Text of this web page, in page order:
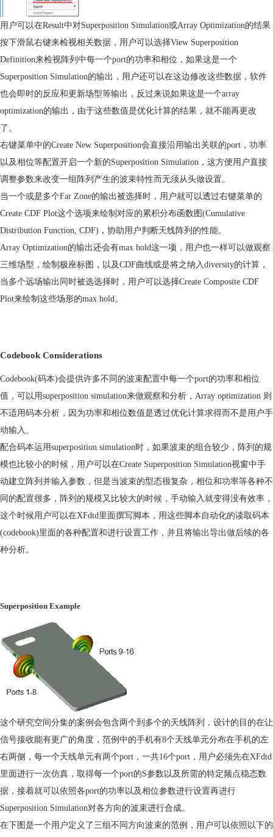
用户可以在Result中对Superposition Simulation或Array Optimization的结果
按下滑鼠右键来检视相关数据，用户可以选择View Superposition
Definition来检视阵列中每一个port的功率和相位，如果这是一个
Superposition Simulation的输出，用户还可以在这边修改这些数据， 软件
也会即时的反应和更新场型等输出，反过来说如果这是一个array
optimization的输出，由于这些数值是优化计算的结果，就不能再更改
了。
右键菜单中的Create New Superposition会直接沿用输出关联的port ，功率
以及相位等配置开启一个新的Superposition Simulation ，这方便用户直接
调整参数来改变一组阵列产生的波束特性而无须从头做设置。
当一个或是多个Far Zone的输出被选择时，用户就可以透过右键菜单的
Create CDF Plot这个选项来绘制对应的累积分布函数图 (Cumulative
Distribution Function, CDF) ，协助用户判断天线阵列的性能。
Array Optimization的输出还会有max hold这一项，用户也一样可以做观察
三维场型，绘制极座标图，以及CDF曲线或是将之纳入 diversity的计算，
当多个远场输出同时被选选择时，用户可以选择Create Composite CDF
Plot来绘制这些场形的max hold 。
Codebook Considerations
Codebook(码本)会提供许多不同的波束配置中每一个port的功率和相位
值，可以用superposition simulation来做观察和分析， Array optimization 则
不适用码本分析，因为功率和相位数值是透过优化计算求得而不是用户手
动输入。
配合码本运用superposition simulation 时，如果波束的组合较少，阵列的规
模也比较小的时候，用户可以在Create Superposition Simulation视窗中手
动建立阵列并输入参数，但是当波束的型态很复杂，相位和功率等各种不
同的配置很多，阵列的规模又比较大的时候，手动输入就变得没有效率，
这个时候用户可以在XFdtd 里面撰写脚本，用这些脚本自动化的读取码本
(codebook)里面的各种配置和进行设置工作，并且将输出导出做后续的各
种分析。
Superposition Example
这个研究空间分集的案例会包含两个到多个的天线阵列，设计的目的在让
信号接收能有更广的角度，范例中的手机有8个天线单元分布在手机的左
右两侧，每一个天线单元有两个port ，一共16个port ，用户必须先在XFdtd
里面进行一次仿真 ，取得每一个port的S参数以及所需的特定频点稳态数
据，接着就可以依照各port的功率以及相位参数进行设置再进行
Superposition Simulation对各方向的波束进行合成。
在下图是一个用户定义了三组不同方向波束的范例，用户可以依照以下的